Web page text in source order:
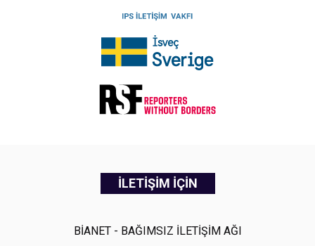
İLETİŞİM İÇİN
BİANET - BAĞIMSIZ İLETİŞİM AĞI